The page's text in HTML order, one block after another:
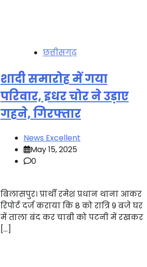
छत्तीसगढ़
शादी समारोह में गया
परिवार, इधर चोर ने उड़ाए
गहने, गिरफ्तार
News Excellent
May 15, 2025
0
बिलासपुर। प्रार्थी रमेश प्रधान थाना आकर
रिपोर्ट दर्ज कराया कि 8 को रात्रि 9 बजे घर
में ताला बंद कर चाबी को पटनी में रखकर
[…]